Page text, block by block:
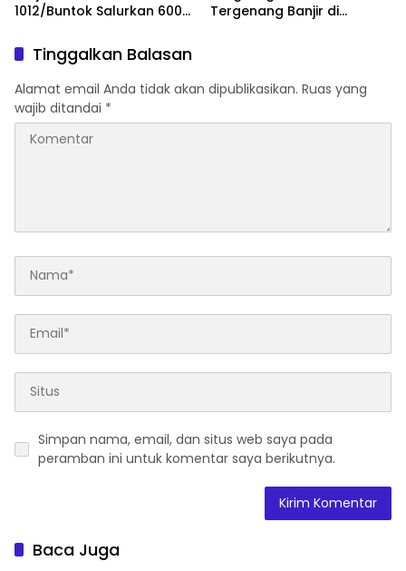
1012/Buntok Salurkan 600
Tergenang Banjir di
Tinggalkan Balasan
Alamat email Anda tidak akan dipublikasikan. Ruas yang
wajib ditandai *
Simpan nama, email, dan situs web saya pada
peramban ini untuk komentar saya berikutnya.
Baca Juga